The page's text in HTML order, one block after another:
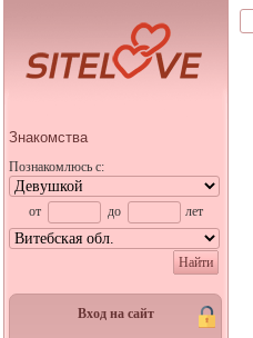
Знакомства
Познакомлюсь с:
от до лет
Найти
Вход на сайт